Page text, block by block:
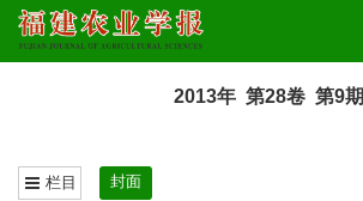
2013年 第28卷 第9期
栏目 封面